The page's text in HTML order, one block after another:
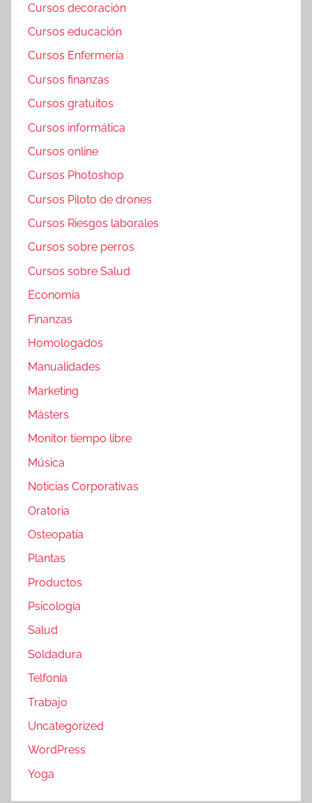
Cursos decoración
Cursos educación
Cursos Enfermería
Cursos finanzas
Cursos gratuitos
Cursos informática
Cursos online
Cursos Photoshop
Cursos Piloto de drones
Cursos Riesgos laborales
Cursos sobre perros
Cursos sobre Salud
Economía
Finanzas
Homologados
Manualidades
Marketing
Másters
Monitor tiempo libre
Música
Noticias Corporativas
Oratoria
Osteopatía
Plantas
Productos
Psicología
Salud
Soldadura
Telfonía
Trabajo
Uncategorized
WordPress
Yoga